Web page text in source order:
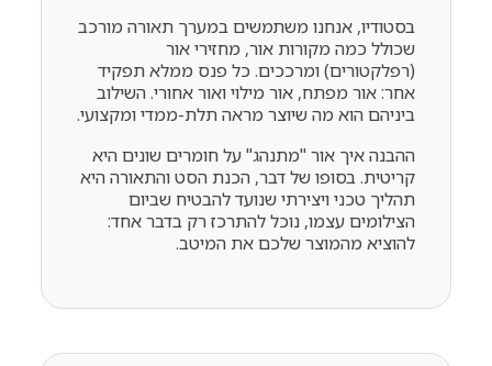
בסטודיו, אנחנו משתמשים במערך תאורה מורכב
שכולל כמה מקורות אור, מחזירי אור
(רפלקטורים) ומרככים. כל פנס ממלא תפקיד
אחר: אור מפתח, אור מילוי ואור אחורי. השילוב
ביניהם הוא מה שיוצר מראה תלת-ממדי ומקצועי.
ההבנה איך אור "מתנהג" על חומרים שונים היא
קריטית. בסופו של דבר, הכנת הסט והתאורה היא
תהליך טכני ויצירתי שנועד להבטיח שביום
הצילומים עצמו, נוכל להתרכז רק בדבר אחד:
להוציא מהמוצר שלכם את המיטב.